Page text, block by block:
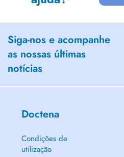
Siga-nos e acompanhe
as nossas últimas
notícias
Doctena
Condições de
utilização